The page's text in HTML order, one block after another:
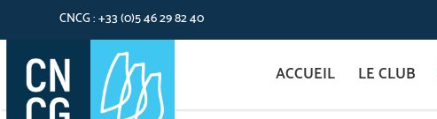
CNCG : +33 (0)5 46 29 82 40
ACCUEIL LE CLUB